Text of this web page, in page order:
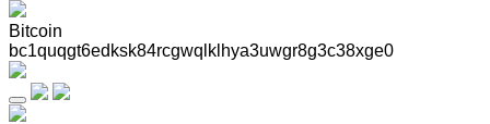
Bitcoin
bc1quqgt6edksk84rcgwqlklhya3uwgr8g3c38xge0